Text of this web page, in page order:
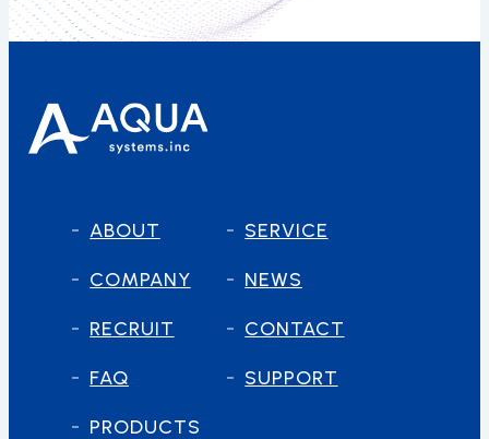
ABOUT SERVICE
COMPANY NEWS
RECRUIT CONTACT
FAQ SUPPORT
PRODUCTS